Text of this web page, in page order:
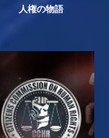
人権の物語